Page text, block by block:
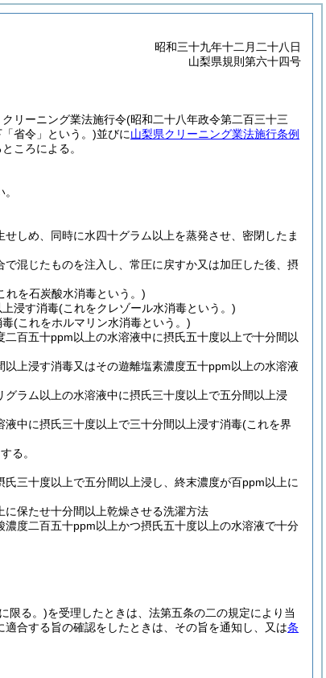
昭和三十九年十二月二十八日
山梨県規則第六十四号
リーニング業法施行令(昭和二十八年政令第二百三十三
省令」という。)並びに山梨県クリーニング業法施行条例
ころによる。
しめ、同時に水四十グラム以上を蒸発させ、密閉したま
混じたものを注入し、常圧に戻すか又は加圧した後、摂
れを石炭酸水消毒という。)
浸す消毒(これをクレゾール水消毒という。)
毒(これをホルマリン水消毒という。)
百五十ppm以上の水溶液中に摂氏五十度以上で十分間以
上浸す消毒又はその遊離塩素濃度五十ppm以上の水溶液
ラム以上の水溶液中に摂氏三十度以上で五分間以上浸
中に摂氏三十度以上で三十分間以上浸す消毒(これを界
る。
三十度以上で五分間以上浸し、終末濃度が百ppm以上に
保たせ十分間以上乾燥させる洗濯方法
度二百五十ppm以上かつ摂氏五十度以上の水溶液で十分
限る。)を受理したときは、法第五条の二の規定により当
合する旨の確認をしたときは、その旨を通知し、又は条